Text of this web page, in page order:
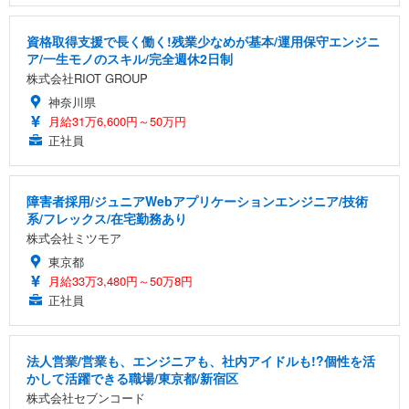
資格取得支援で長く働く!残業少なめが基本/運用保守エンジニ
ア/一生モノのスキル/完全週休2日制
株式会社RIOT GROUP
神奈川県
月給31万6,600円～50万円
正社員
障害者採用/ジュニアWebアプリケーションエンジニア/技術
系/フレックス/在宅勤務あり
株式会社ミツモア
東京都
月給33万3,480円～50万8円
正社員
法人営業/営業も、エンジニアも、社内アイドルも!?個性を活
かして活躍できる職場/東京都/新宿区
株式会社セブンコード